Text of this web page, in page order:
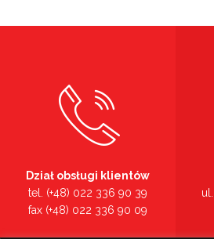
Dział obsługi klientów
tel. (+48) 022 336 90 39
fax (+48) 022 336 90 09